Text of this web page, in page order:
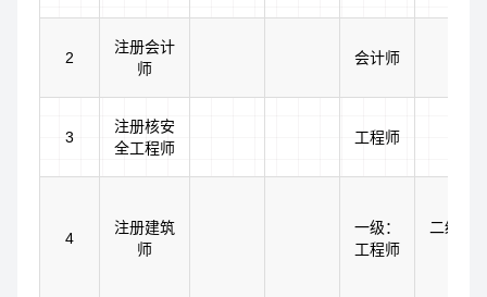
2
注册会计
师
会计师
3
注册核安
全工程师
工程师
4
注册建筑
师
一级：
工程师
二级：